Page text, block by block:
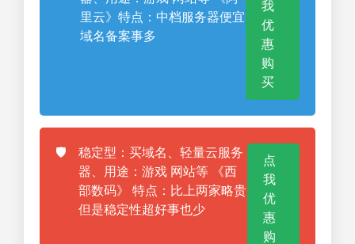
里云》特点：中档服务器便宜
域名备案事多
我
优
惠
购
买
🛡️
稳定型：买域名、轻量云服务
器、用途：游戏 网站等 《西
部数码》 特点：比上两家略贵
但是稳定性超好事也少
点
我
优
惠
购